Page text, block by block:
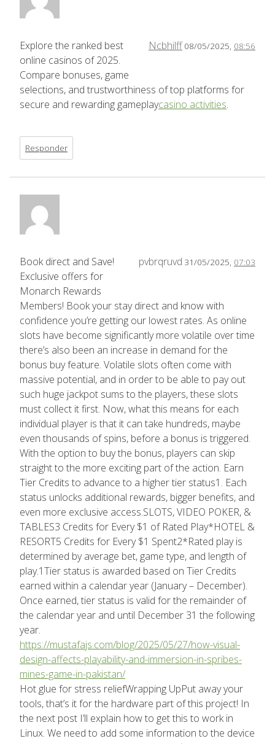
Ncbhilff 08/05/2025, 08:56
Explore the ranked best
online casinos of 2025.
Compare bonuses, game
selections, and trustworthiness of top platforms for
secure and rewarding gameplaycasino activities.
Responder
pvbrqruvd 31/05/2025, 07:03
Book direct and Save!
Exclusive offers for
Monarch Rewards
Members! Book your stay direct and know with
confidence you’re getting our lowest rates. As online
slots have become significantly more volatile over time
there’s also been an increase in demand for the
bonus buy feature. Volatile slots often come with
massive potential, and in order to be able to pay out
such huge jackpot sums to the players, these slots
must collect it first. Now, what this means for each
individual player is that it can take hundreds, maybe
even thousands of spins, before a bonus is triggered.
With the option to buy the bonus, players can skip
straight to the more exciting part of the action. Earn
Tier Credits to advance to a higher tier status1. Each
status unlocks additional rewards, bigger benefits, and
even more exclusive access.SLOTS, VIDEO POKER, &
TABLES3 Credits for Every $1 of Rated Play*HOTEL &
RESORT5 Credits for Every $1 Spent2*Rated play is
determined by average bet, game type, and length of
play.1Tier status is awarded based on Tier Credits
earned within a calendar year (January – December).
Once earned, tier status is valid for the remainder of
the calendar year and until December 31 the following
year.
https://mustafajs.com/blog/2025/05/27/how-visual-
design-affects-playability-and-immersion-in-spribes-
mines-game-in-pakistan/
Hot glue for stress reliefWrapping UpPut away your
tools, that’s it for the hardware part of this project! In
the next post I’ll explain how to get this to work in
Linux. We need to add some information to the device